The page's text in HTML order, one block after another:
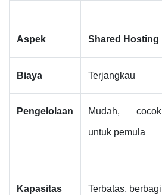
Aspek Shared Hosting
Biaya Terjangkau
Pengelolaan Mudah, cocok
untuk pemula
Kapasitas Terbatas, berbagi